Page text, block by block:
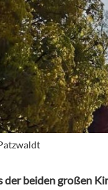
der beiden großen